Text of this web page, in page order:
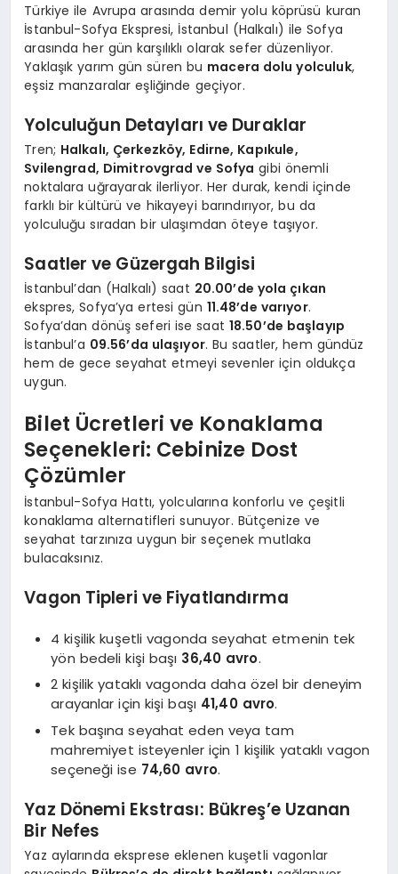
Türkiye ile Avrupa arasında demir yolu köprüsü kuran
İstanbul-Sofya Ekspresi, İstanbul (Halkalı) ile Sofya
arasında her gün karşılıklı olarak sefer düzenliyor.
Yaklaşık yarım gün süren bu macera dolu yolculuk,
eşsiz manzaralar eşliğinde geçiyor.
Yolculuğun Detayları ve Duraklar
Tren; Halkalı, Çerkezköy, Edirne, Kapıkule,
Svilengrad, Dimitrovgrad ve Sofya gibi önemli
noktalara uğrayarak ilerliyor. Her durak, kendi içinde
farklı bir kültürü ve hikayeyi barındırıyor, bu da
yolculuğu sıradan bir ulaşımdan öteye taşıyor.
Saatler ve Güzergah Bilgisi
İstanbul’dan (Halkalı) saat 20.00’de yola çıkan
ekspres, Sofya’ya ertesi gün 11.48’de varıyor.
Sofya’dan dönüş seferi ise saat 18.50’de başlayıp
İstanbul’a 09.56’da ulaşıyor. Bu saatler, hem gündüz
hem de gece seyahat etmeyi sevenler için oldukça
uygun.
Bilet Ücretleri ve Konaklama
Seçenekleri: Cebinize Dost
Çözümler
İstanbul-Sofya Hattı, yolcularına konforlu ve çeşitli
konaklama alternatifleri sunuyor. Bütçenize ve
seyahat tarzınıza uygun bir seçenek mutlaka
bulacaksınız.
Vagon Tipleri ve Fiyatlandırma
4 kişilik kuşetli vagonda seyahat etmenin tek
yön bedeli kişi başı 36,40 avro.
2 kişilik yataklı vagonda daha özel bir deneyim
arayanlar için kişi başı 41,40 avro.
Tek başına seyahat eden veya tam
mahremiyet isteyenler için 1 kişilik yataklı vagon
seçeneği ise 74,60 avro.
Yaz Dönemi Ekstrası: Bükreş’e Uzanan
Bir Nefes
Yaz aylarında eksprese eklenen kuşetli vagonlar